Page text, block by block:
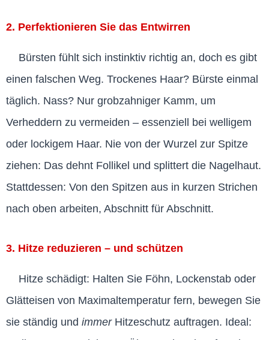
2. Perfektionieren Sie das Entwirren
Bürsten fühlt sich instinktiv richtig an, doch es gibt
einen falschen Weg. Trockenes Haar? Bürste einmal
täglich. Nass? Nur grobzahniger Kamm, um
Verheddern zu vermeiden – essenziell bei welligem
oder lockigem Haar. Nie von der Wurzel zur Spitze
ziehen: Das dehnt Follikel und splittert die Nagelhaut.
Stattdessen: Von den Spitzen aus in kurzen Strichen
nach oben arbeiten, Abschnitt für Abschnitt.
3. Hitze reduzieren – und schützen
Hitze schädigt: Halten Sie Föhn, Lockenstab oder
Glätteisen von Maximaltemperatur fern, bewegen Sie
sie ständig und immerHitzeschutz auftragen. Ideal: